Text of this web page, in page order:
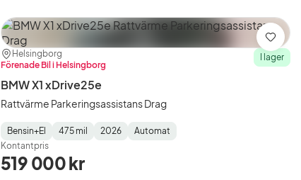
Plats:
Helsingborg
Återförsäljare:
Förenade Bil i Helsingborg
I lager
BMW X1 xDrive25e
Rattvärme Parkeringsassistans Drag
Fuel
Type:
Bensin+El
Mätarställning:
475 mil
Model
Year:
2026
Gearbox
Type:
Automat
Kontantpris
519 000 kr
Spara